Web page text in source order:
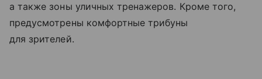
а также зоны уличных тренажеров. Кроме того,
предусмотрены комфортные трибуны
для зрителей.